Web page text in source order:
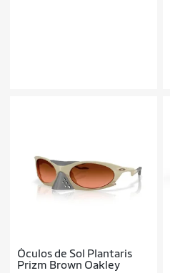
Óculos de Sol Plantaris
Prizm Brown Oakley